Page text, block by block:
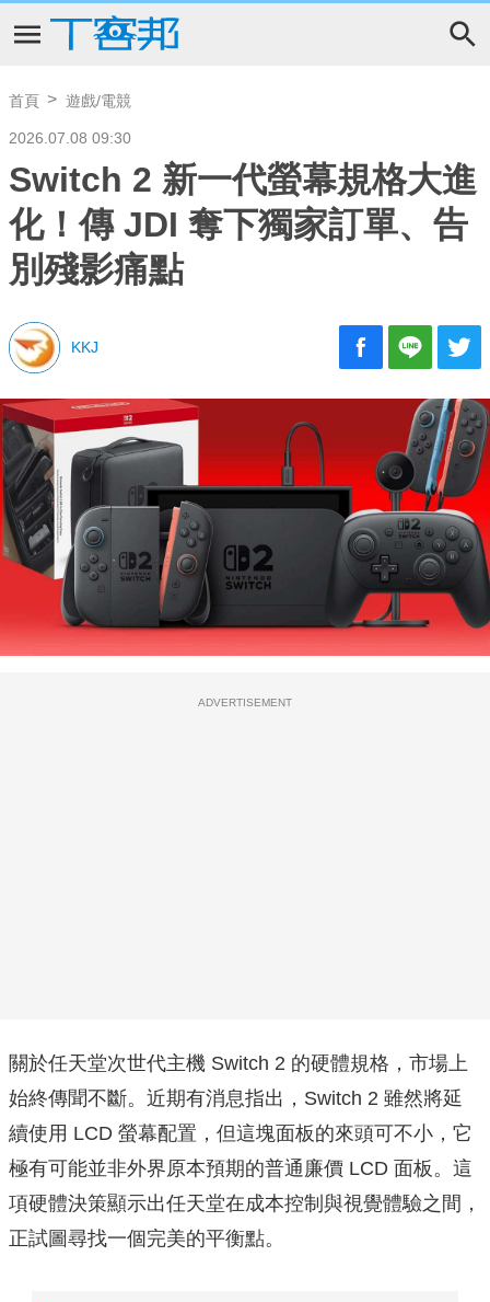
首頁 遊戲/電競
2026.07.08 09:30
Switch 2 新一代螢幕規格大進
化！傳 JDI 奪下獨家訂單、告
別殘影痛點
KKJ
ADVERTISEMENT
關於任天堂次世代主機 Switch 2 的硬體規格，市場上
始終傳聞不斷。近期有消息指出，Switch 2 雖然將延
續使用 LCD 螢幕配置，但這塊面板的來頭可不小，它
極有可能並非外界原本預期的普通廉價 LCD 面板。這
項硬體決策顯示出任天堂在成本控制與視覺體驗之間，
正試圖尋找一個完美的平衡點。